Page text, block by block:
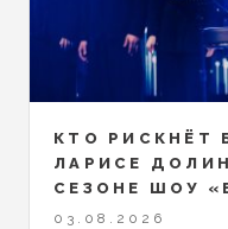
КТО РИСКНЁТ
ЛАРИСЕ
СЕЗОНЕ ШОУ
03.08.2026